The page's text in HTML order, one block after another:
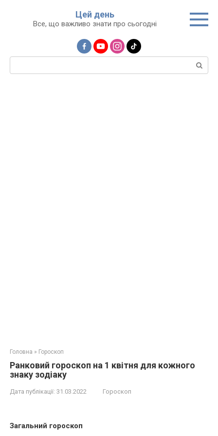
Цей день
Все, що важливо знати про сьогодні
Пошук:
Головна » Гороскоп
Ранковий гороскоп на 1 квітня для кожного
знаку зодіаку
Дата публікації: 31.03.2022 Гороскоп
Загальний гороскоп